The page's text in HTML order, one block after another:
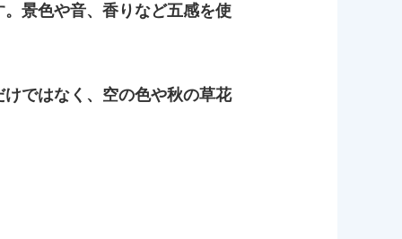
景色や音、香りなど五感を使
ではなく、空の色や秋の草花